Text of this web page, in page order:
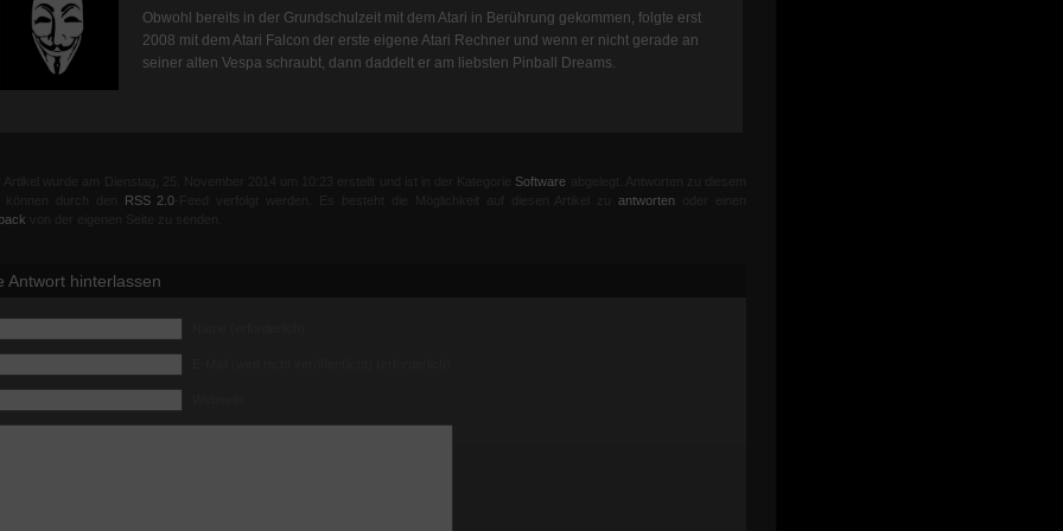
Obwohl bereits in der Grundschulzeit mit dem Atari in Berührung gekommen, folgte erst
2008 mit dem Atari Falcon der erste eigene Atari Rechner und wenn er nicht gerade an
seiner alten Vespa schraubt, dann daddelt er am liebsten Pinball Dreams.
Software
RSS 2.0 -Feed verfolgt werden. Es besteht die Möglichkeit auf diesen Artikel zuantworten
Antwort hinterlassen